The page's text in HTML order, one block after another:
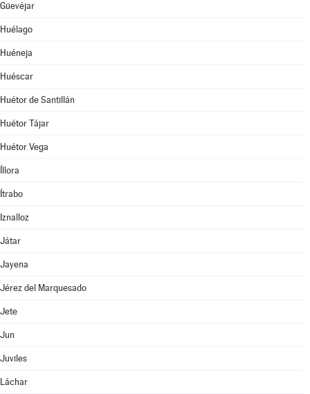
Güevéjar
Huélago
Huéneja
Huéscar
Huétor de Santillán
Huétor Tájar
Huétor Vega
Íllora
Ítrabo
Iznalloz
Játar
Jayena
Jérez del Marquesado
Jete
Jun
Juviles
Láchar